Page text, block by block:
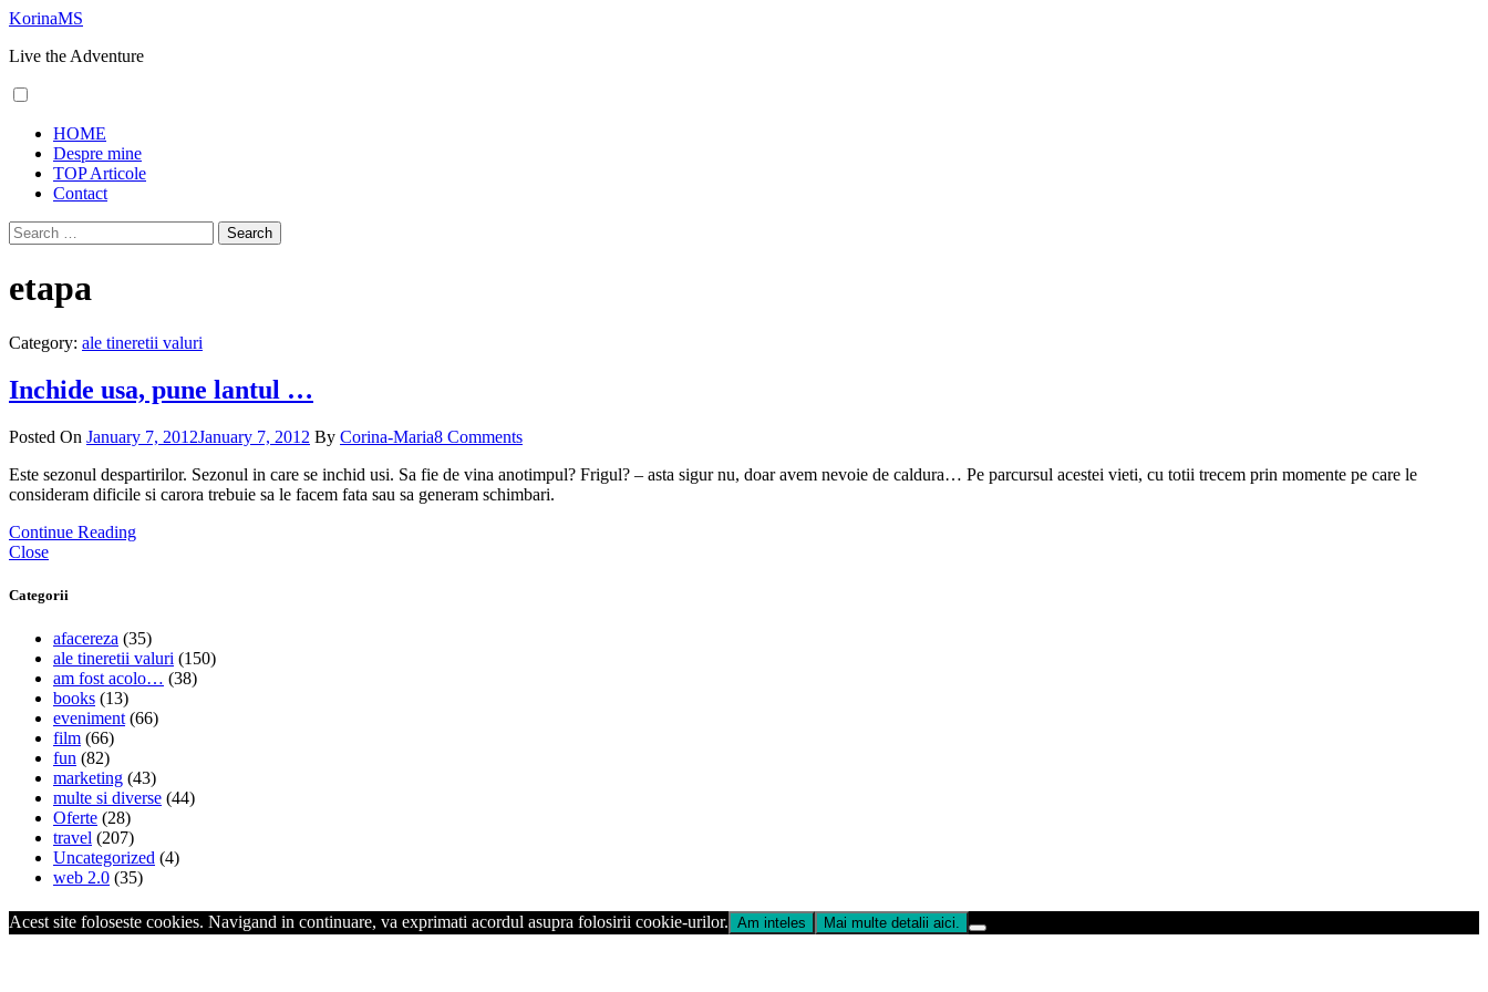
Skip
content
KorinaMS
Live the Adventure
Menu
HOME
Despre mine
TOP Articole
Contact
Search
for:
etapa
Category: ale tineretii valuri
Inchide usa, pune lantul …
Posted On January 7, 2012January 7, 2012 By Corina-Maria8 Comments
Este sezonul despartirilor. Sezonul in care se inchid usi. Sa fie de vina anotimpul? Frigul? – asta sigur nu, doar avem nevoie de caldura… Pe parcursul acestei vieti, cu totii trecem prin momente pe care le
consideram dificile si carora trebuie sa le facem fata sau sa generam schimbari.
Continue Reading
Close
Categorii
afacereza (35)
ale tineretii valuri (150)
am fost acolo… (38)
books (13)
eveniment (66)
film (66)
fun (82)
marketing (43)
multe si diverse (44)
Oferte (28)
travel (207)
Uncategorized (4)
web 2.0 (35)
Acest site foloseste cookies. Navigand in continuare, va exprimati acordul asupra folosirii cookie-urilor. Am inteles Mai multe detalii aici.